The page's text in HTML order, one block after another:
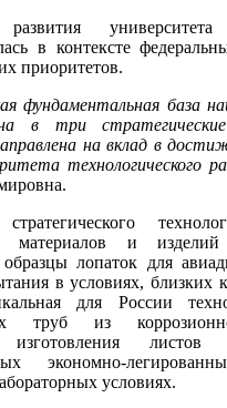
развития
в контексте
приоритетов.
фундаментальная база
в три
на вклад в
технологического
материалов и изделий
лопаток для
в условиях, близких
для России
труб из
изготовления
экономно-
условиях.